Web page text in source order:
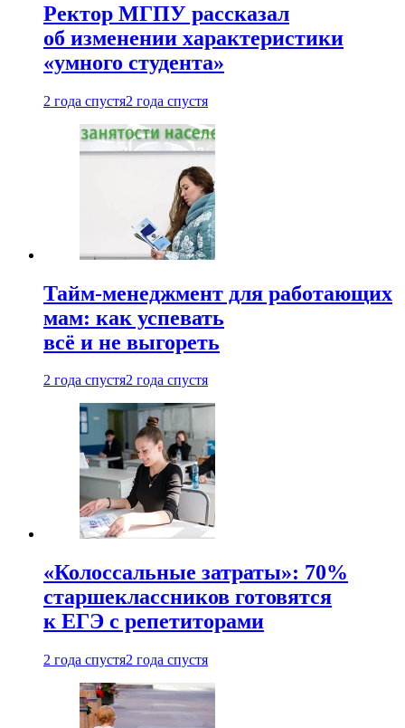
Ректор МГПУ рассказал
об изменении характеристики
«умного студента»
2 года спустя2 года спустя
Тайм-менеджмент для работающих
мам: как успевать
всё и не выгореть
2 года спустя2 года спустя
«Колоссальные затраты»: 70%
старшеклассников готовятся
к ЕГЭ с репетиторами
2 года спустя2 года спустя